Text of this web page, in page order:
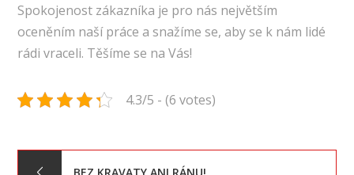
Spokojenost zákazníka je pro nás největším
oceněním naší práce a snažíme se, aby se k nám lidé
rádi vraceli. Těšíme se na Vás!
4.3/5 - (6 votes)
BEZ KRAVATY ANI RÁNU!